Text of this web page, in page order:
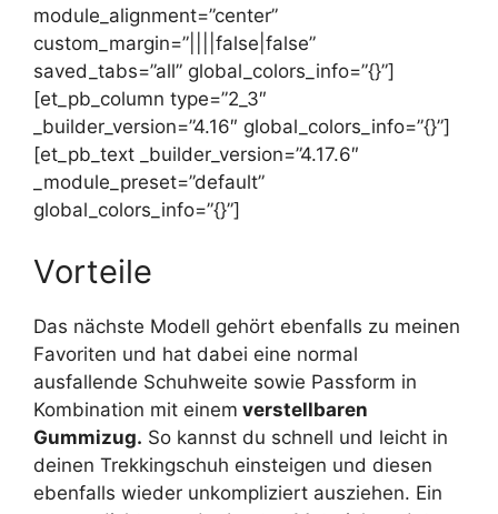
module_alignment=”center”
custom_margin=”||||false|false”
saved_tabs=”all” global_colors_info=”{}”]
[et_pb_column type=”2_3″
_builder_version=”4.16″ global_colors_info=”{}”]
[et_pb_text _builder_version=”4.17.6″
_module_preset=”default”
global_colors_info=”{}”]
Vorteile
Das nächste Modell gehört ebenfalls zu meinen
Favoriten und hat dabei eine normal
ausfallende Schuhweite sowie Passform in
Kombination mit einem verstellbaren
Gummizug. So kannst du schnell und leicht in
deinen Trekkingschuh einsteigen und diesen
ebenfalls wieder unkompliziert ausziehen. Ein